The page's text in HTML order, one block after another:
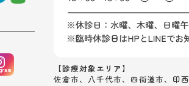
【診療対象エリア】
佐倉市、八千代市、四街道市、印